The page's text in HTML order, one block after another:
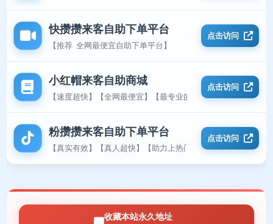
快攒攒来客自助下单平台
【推荐 全网最便宜自助下单平台】
点击访问
小红帽来客自助商城
【速度超快】【全网最便宜】【最专业的平台】
点击访问
粉攒攒来客自助下单平台
【真实有效】【真人超快】【助力上热门】
点击访问
收藏本站永久地址